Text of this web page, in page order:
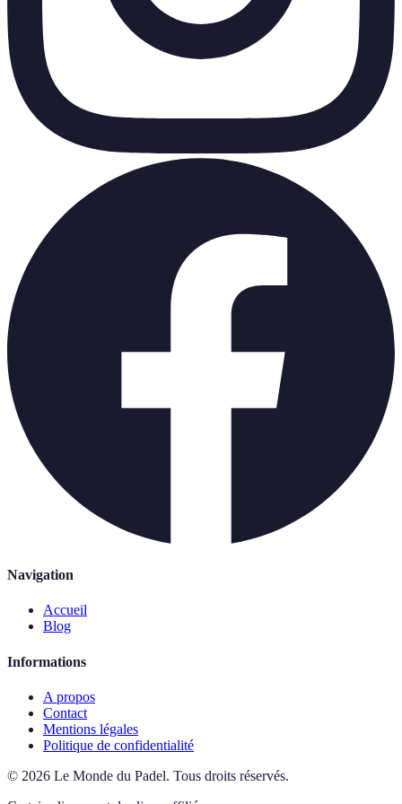
Navigation
Accueil
Blog
Informations
A propos
Contact
Mentions légales
Politique de confidentialité
© 2026 Le Monde du Padel. Tous droits réservés.